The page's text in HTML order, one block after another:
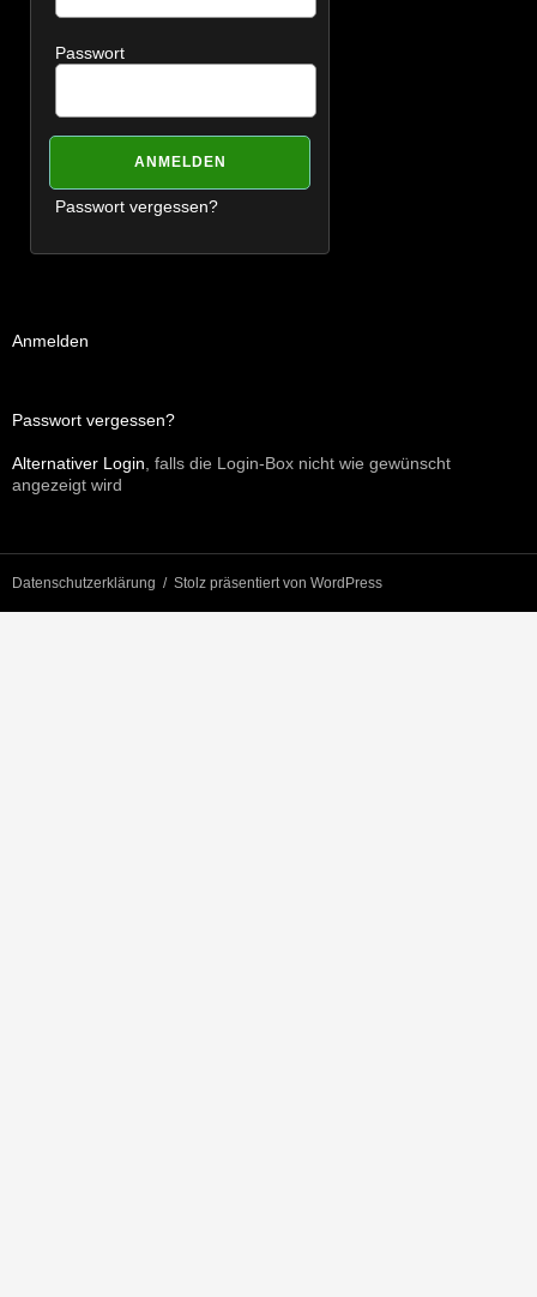
Passwort
Passwort vergessen?
Anmelden
Passwort vergessen?
Alternativer Login , falls die Login-Box nicht wie gewünscht
angezeigt wird
Datenschutzerklärung Stolz präsentiert von WordPress